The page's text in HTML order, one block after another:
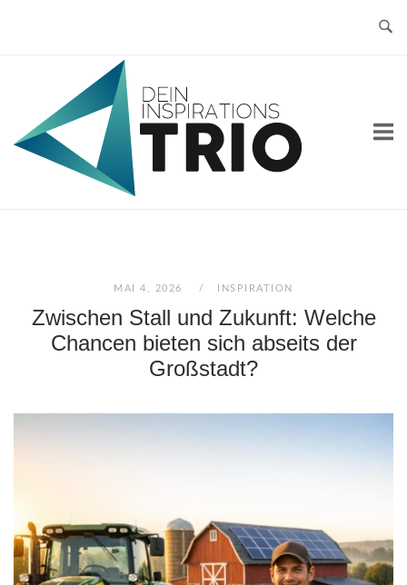
MAI 4, 2026 INSPIRATION
Zwischen Stall und Zukunft: Welche
Chancen bieten sich abseits der
Großstadt?